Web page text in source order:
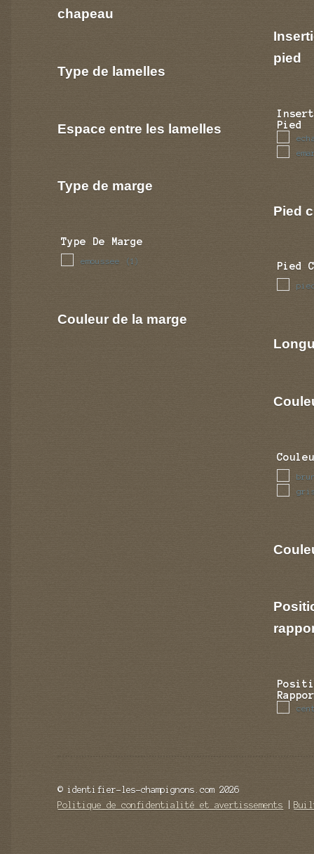
chapeau
Type de lamelles
Espace entre les lamelles
Type de marge
Type De Marge
emoussee (1)
Couleur de la marge
pied
Pied
Pied
Pied
brun
© identifier-les-champignons.com 2026
Politique de confidentialité et avertissements